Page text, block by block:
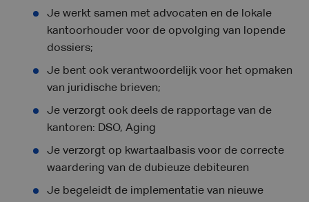
Je werkt samen met advocaten en de lokale
kantoorhouder voor de opvolging van lopende
dossiers;
Je bent ook verantwoordelijk voor het opmaken
van juridische brieven;
Je verzorgt ook deels de rapportage van de
kantoren: DSO, Aging
Je verzorgt op kwartaalbasis voor de correcte
waardering van de dubieuze debiteuren
Je begeleidt de implementatie van nieuwe